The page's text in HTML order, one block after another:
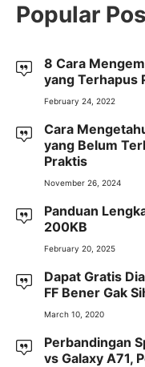
Popular Pos
8 Cara
yang Terhapus
February 24, 2022
Cara
yang Belum
Praktis
November 26, 2024
Panduan
200KB
February 20, 2025
Dapat Gratis
FF Bener Gak
March 10, 2020
Perbandingan
vs Galaxy A71,